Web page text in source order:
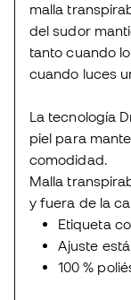
malla
del sudor
tanto cuando
cuando luces
La tecnología
piel para
comodidad.
Malla
y fuera de la
Etiqueta
Ajuste
100 %